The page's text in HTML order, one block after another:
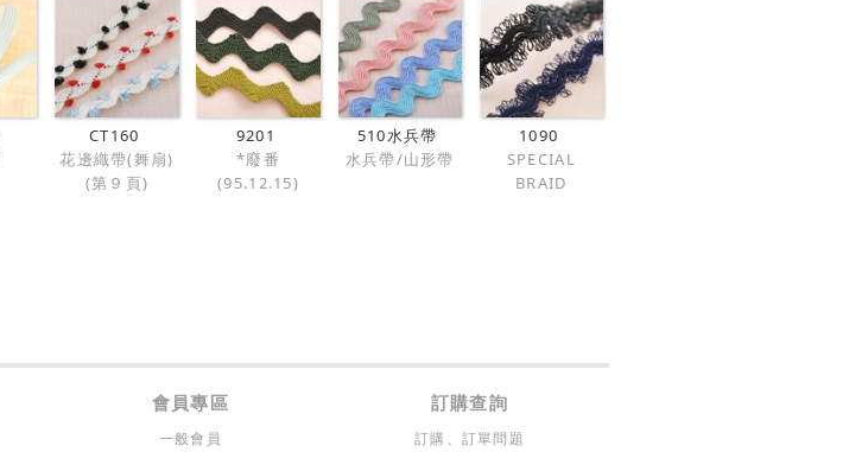
CT160
花邊織帶(舞扇)
(第９頁)
9201
*廢番
(95.12.15)
510水兵帶
水兵帶/山形帶
1090
SPECIAL
BRAID
會員專區 訂購查詢
一般會員 訂購、訂單問題